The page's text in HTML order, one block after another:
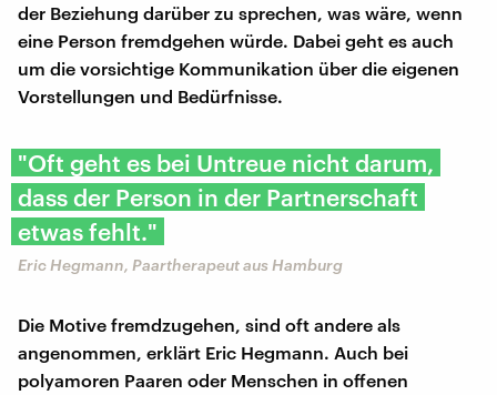
der Beziehung darüber zu sprechen, was wäre, wenn
eine Person fremdgehen würde. Dabei geht es auch
um die vorsichtige Kommunikation über die eigenen
Vorstellungen und Bedürfnisse.
"Oft geht es bei Untreue nicht darum,
dass der Person in der Partnerschaft
etwas fehlt."
Eric Hegmann, Paartherapeut aus Hamburg
Die Motive fremdzugehen, sind oft andere als
angenommen, erklärt Eric Hegmann. Auch bei
polyamoren Paaren oder Menschen in offenen